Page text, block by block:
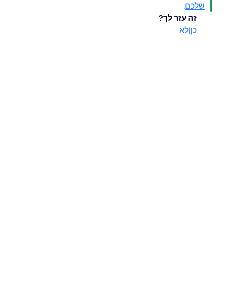
שלכם.
זה עזר לך?
כן|לא